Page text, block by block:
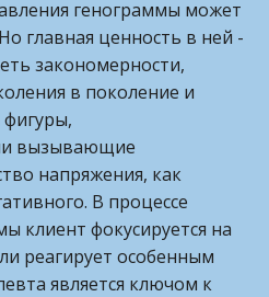
генограммы может
главная ценность в ней -
закономерности,
в поколение и
вызывающие
напряжения, как
В процессе
клиент фокусируется на
реагирует особенным
является ключом к